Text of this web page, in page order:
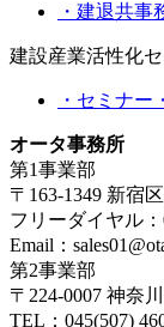
・建退共事
建設産業活性化
・セミナー
オータ事務所
第1事業部
〒163-1349 新宿
フリーダイヤル：
Email：
第2事業部
〒224-0007 神奈
TEL：045(507)